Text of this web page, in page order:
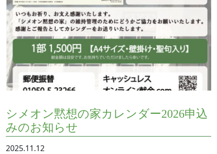
シメオン黙想の家カレンダー2026申込
みのお知らせ
2025.11.12